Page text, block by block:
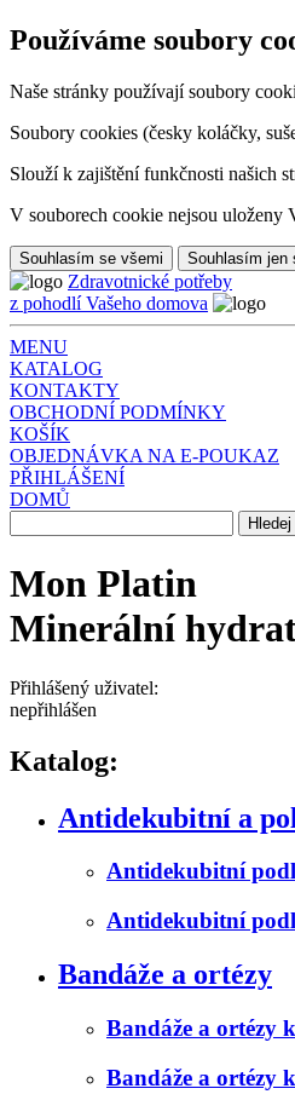
Používáme soubory
Naše stránky používají soubory
Soubory cookies (česky koláčky,
Slouží k zajištění funkčnosti našich
V souborech cookie nejsou uloženy
Souhlasím se všemi Souhlasím jen
Zdravotnické potřeby
z pohodlí Vašeho domova
MENU
KATALOG
KONTAKTY
OBCHODNÍ PODMÍNKY
KOŠÍK
OBJEDNÁVKA NA E-POUKAZ
PŘIHLÁŠENÍ
DOMŮ
Mon Platin
Minerální
Přihlášený uživatel:
nepřihlášen
Katalog:
Antidekubitní a
Antidekubitní
Antidekubitní
Bandáže a ortézy
Bandáže a ortézy
Bandáže a ortézy